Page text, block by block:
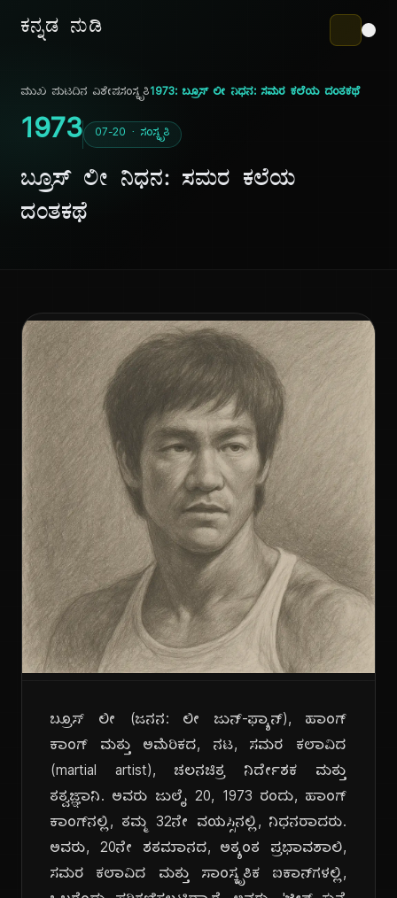
ಕನ್ನಡ ನುಡಿ
ಮುಖ ಪುಟದಿನ ವಿಶೇಷಸಂಸ್ಕೃತಿ1973: ಬ್ರೂಸ್ ಲೀ ನಿಧನ: ಸಮರ ಕಲೆಯ ದಂತಕಥೆ
1973 07-20 · ಸಂಸ್ಕೃತಿ
ಬ್ರೂಸ್ ಲೀ ನಿಧನ: ಸಮರ ಕಲೆಯ
ದಂತಕಥೆ
ಬ್ರೂಸ್ ಲೀ (ಜನನ: ಲೀ ಜುನ್-ಫ್ಯಾನ್), ಹಾಂಗ್
ಕಾಂಗ್ ಮತ್ತು ಅಮೆರಿಕದ, ನಟ, ಸಮರ ಕಲಾವಿದ
(martial artist), ಚಲನಚಿತ್ರ ನಿರ್ದೇಶಕ ಮತ್ತು
ತತ್ವಜ್ಞಾನಿ. ಅವರು ಜುಲೈ 20, 1973 ರಂದು, ಹಾಂಗ್
ಕಾಂಗ್‌ನಲ್ಲಿ, ತಮ್ಮ 32ನೇ ವಯಸ್ಸಿನಲ್ಲಿ, ನಿಧನರಾದರು.
ಅವರು, 20ನೇ ಶತಮಾನದ, ಅತ್ಯಂತ ಪ್ರಭಾವಶಾಲಿ,
ಸಮರ ಕಲಾವಿದ ಮತ್ತು ಸಾಂಸ್ಕೃತಿಕ ಐಕಾನ್‌ಗಳಲ್ಲಿ,